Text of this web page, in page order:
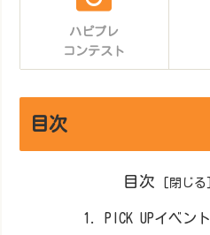
ハピプレ
コンテスト
目次
目次
PICK UPイベント